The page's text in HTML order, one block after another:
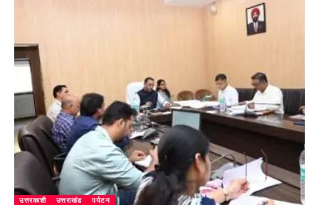
उत्तरकाशी उत्तराखंड पर्यटन